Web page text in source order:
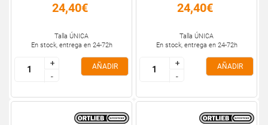
24,40€
Talla ÚNICA
En stock, entrega en 24-72h
+
-
+
-
AÑADIR
24,40€
Talla ÚNICA
En stock, entrega en 24-72h
+
-
+
-
AÑADIR